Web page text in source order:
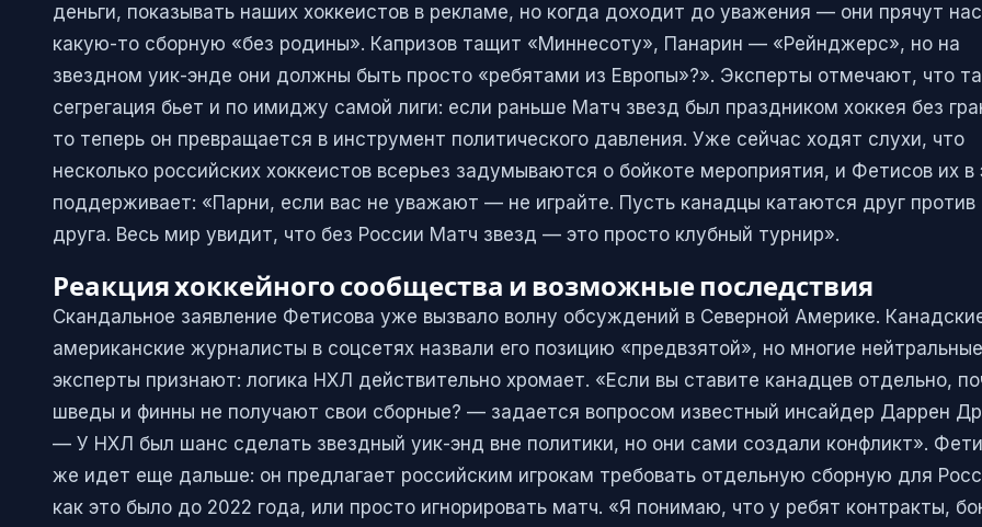
деньги, показывать наших хоккеистов в рекламе, но когда доходит до уважения — они прячут
какую-то сборную «без родины». Капризов тащит «Миннесоту», Панарин — «Рейнджерс», но на
звездном уик-энде они должны быть просто «ребятами из Европы»?». Эксперты отмечают, что
сегрегация бьет и по имиджу самой лиги: если раньше Матч звезд был праздником хоккея без
то теперь он превращается в инструмент политического давления. Уже сейчас ходят слухи, что
несколько российских хоккеистов всерьез задумываются о бойкоте мероприятия, и Фетисов их в
поддерживает: «Парни, если вас не уважают — не играйте. Пусть канадцы катаются друг против
друга. Весь мир увидит, что без России Матч звезд — это просто клубный турнир».
Реакция хоккейного сообщества и возможные последствия
Скандальное заявление Фетисова уже вызвало волну обсуждений в Северной Америке.
американские журналисты в соцсетях назвали его позицию «предвзятой», но многие нейтральные
эксперты признают: логика НХЛ действительно хромает. «Если вы ставите канадцев отдельно,
шведы и финны не получают свои сборные? — задается вопросом известный инсайдер Даррен
— У НХЛ был шанс сделать звездный уик-энд вне политики, но они сами создали конфликт».
же идет еще дальше: он предлагает российским игрокам требовать отдельную сборную для
как это было до 2022 года, или просто игнорировать матч. «Я понимаю, что у ребят контракты,